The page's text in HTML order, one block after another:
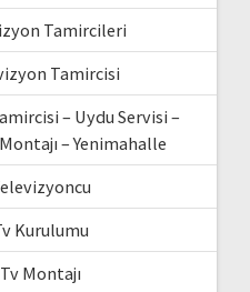
Tamircileri
Tamircisi
– Uydu Servisi –
– Yenimahalle
Kurulumu
Montajı